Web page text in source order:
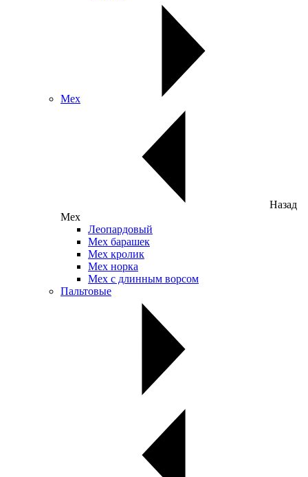
Мех
Назад
Мех
Леопардовый
Мех барашек
Мех кролик
Мех норка
Мех с длинным ворсом
Пальтовые